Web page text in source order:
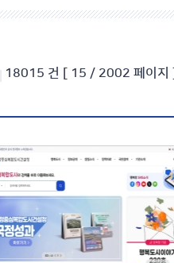
18015 건 [ 15 / 2002 페이지